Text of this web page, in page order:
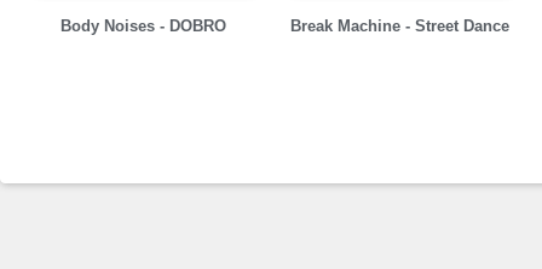
Body Noises - DOBRO Break Machine - Street Dance